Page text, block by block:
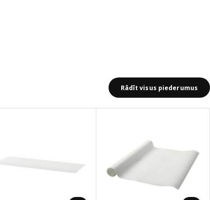
Rādīt visus piederumus